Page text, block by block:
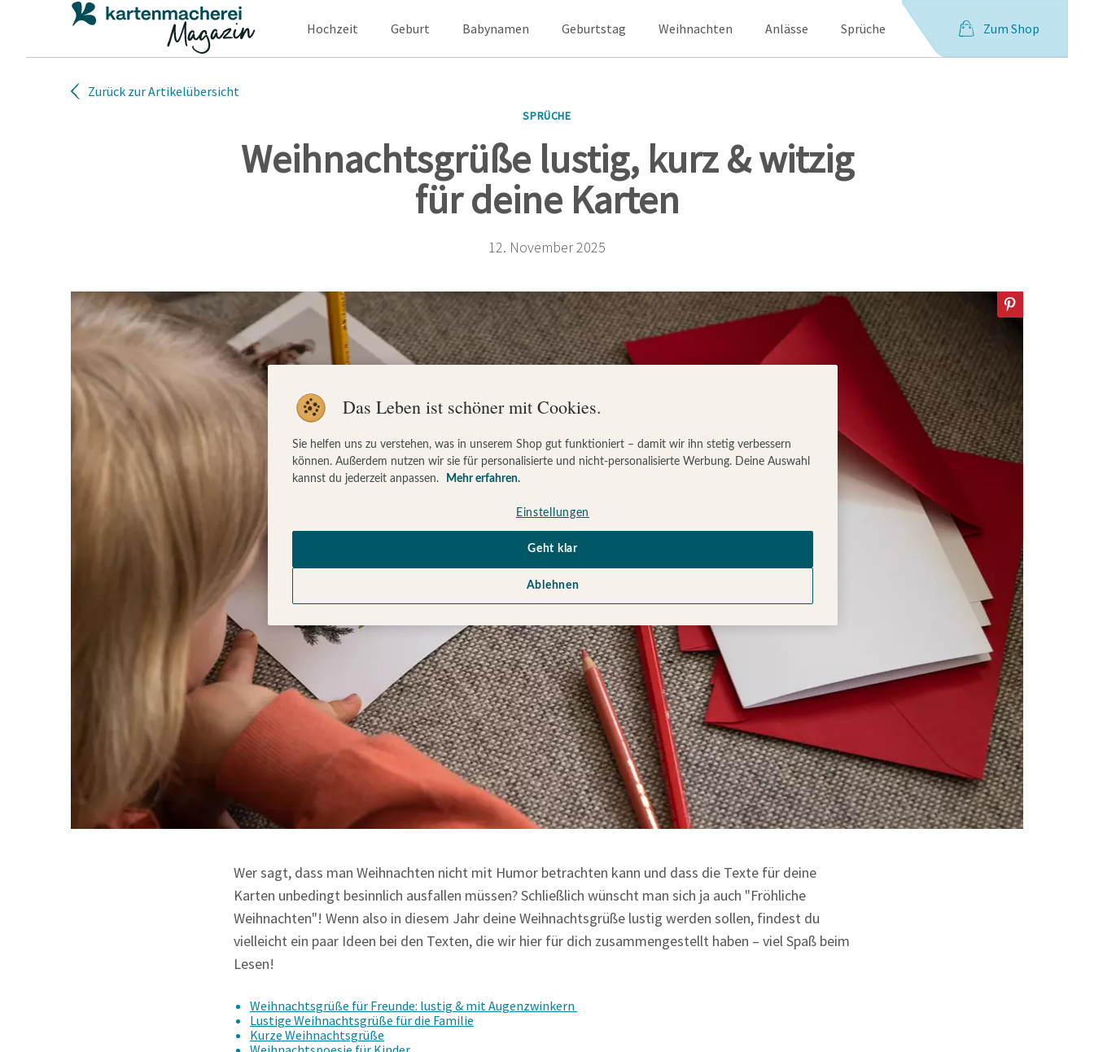
Zum Shop
Hochzeit Geburt Babynamen Geburtstag Weihnachten Anlässe Sprüche
Zurück zur Artikelübersicht
SPRÜCHE
Weihnachtsgrüße lustig, kurz & witzig
für deine Karten
12. November 2025
Wer sagt, dass man Weihnachten nicht mit Humor betrachten kann und dass die Texte für deine
Karten unbedingt besinnlich ausfallen müssen? Schließlich wünscht man sich ja auch "Fröhliche
Weihnachten"! Wenn also in diesem Jahr deine Weihnachtsgrüße lustig werden sollen, findest du
vielleicht ein paar Ideen bei den Texten, die wir hier für dich zusammengestellt haben – viel Spaß beim
Lesen!
Weihnachtsgrüße für Freunde: lustig & mit Augenzwinkern
Lustige Weihnachtsgrüße für die Familie
Kurze Weihnachtsgrüße
Das Leben ist schöner mit Cookies.
Sie helfen uns zu verstehen, was in unserem Shop gut funktioniert – damit wir ihn stetig verbessern
können. Außerdem nutzen wir sie für personalisierte und nicht-personalisierte Werbung. Deine Auswahl
kannst du jederzeit anpassen.
Mehr erfahren.
Einstellungen
Ablehnen
Geht klar